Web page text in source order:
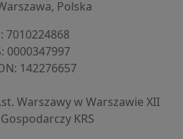
Polska
⁠7010224868
⁠0000347997
⁠142276657
Warszawy w Warszawie XII
KRS